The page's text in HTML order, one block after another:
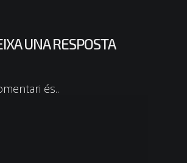
UNA RESPOSTA
és..